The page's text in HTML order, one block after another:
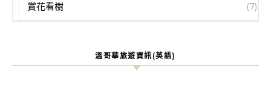
賞花看樹 (7)
溫哥華旅遊資訊(英語)